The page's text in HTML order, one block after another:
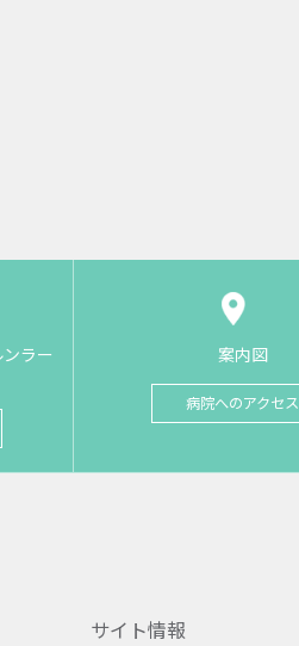
ラー
案内図
病院へのアクセス
サイト情報